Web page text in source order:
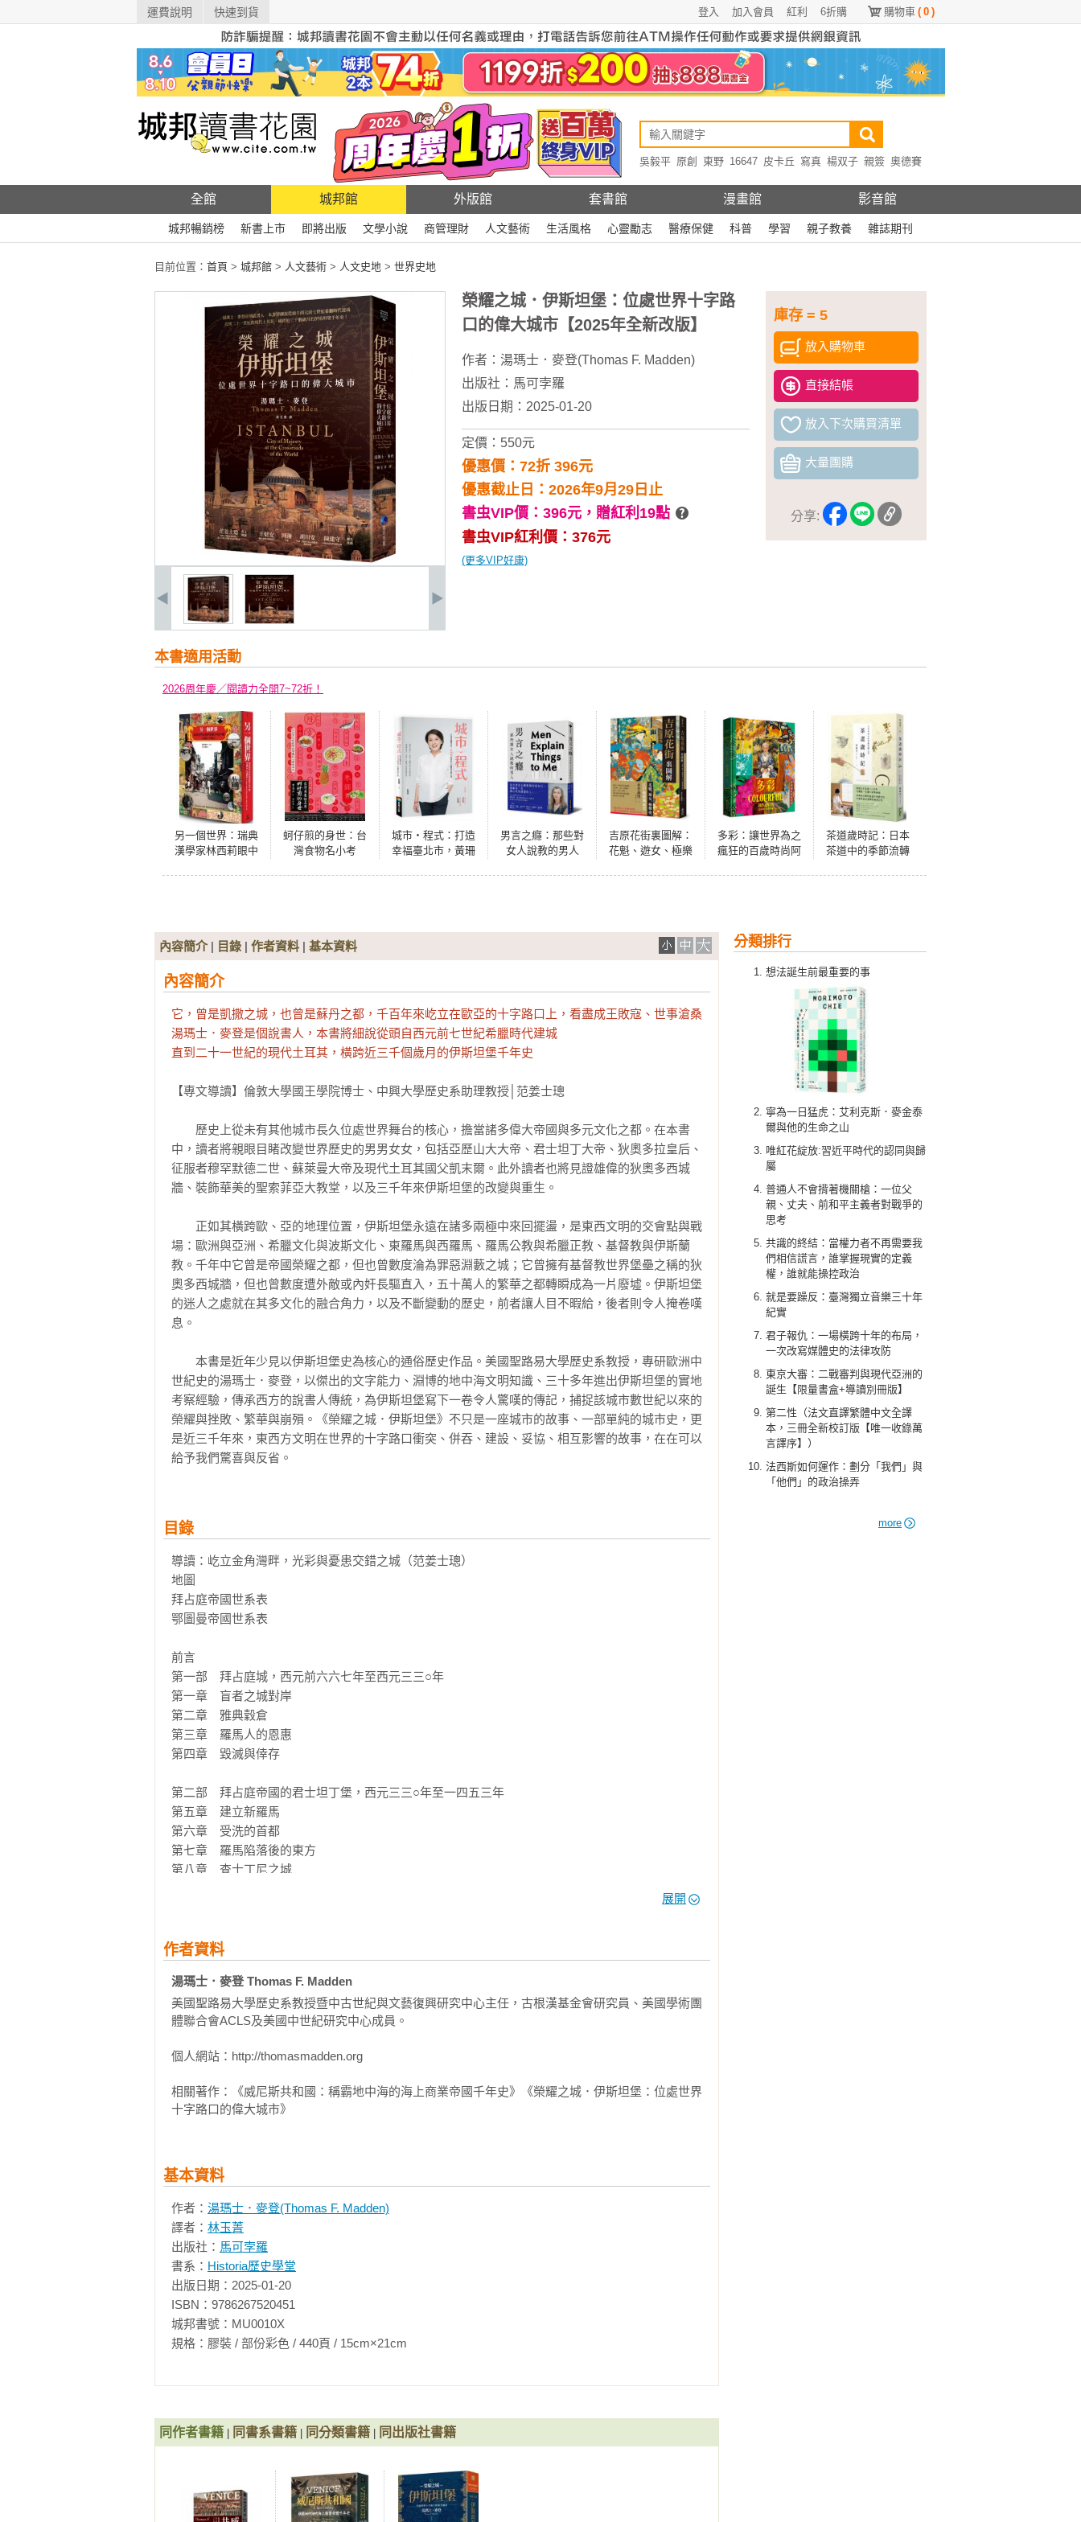
運費說明 快速到貨 購物車 ( 0 )
6折購
紅利
加入會員
登入
吳毅平 原創 東野 16647 皮卡丘 寫真 楊双子 親簽 奧德賽
全館 城邦館 外版館 套書館 漫畫館 影音館
城邦暢銷榜 新書上市 即將出版 文學小說 商管理財 人文藝術 生活風格 心靈勵志 醫療保健 科普 學習 親子教養 雜誌期刊
目前位置： 首頁 > 城邦館 > 人文藝術 > 人文史地 > 世界史地
庫存 = 5
放入購物車
直接結帳
放入下次購買清單
大量團購
分享:
榮耀之城．伊斯坦堡：位處世界十字路
口的偉大城市【2025年全新改版】
作者： 湯瑪士．麥登(Thomas F. Madden)
出版社： 馬可孛羅
出版日期：2025-01-20
定價：550元
優惠價：72折 396元
優惠截止日：2026年9月29日止
書虫VIP價：396元， 贈紅利19點
書虫VIP紅利價：376元
(更多VIP好康)
本書適用活動
2026周年慶／閱讀力全開7~72折！
另一個世界：瑞典
漢學家林西莉眼中
蚵仔煎的身世：台
灣食物名小考
城市・程式：打造
幸福臺北市，黃珊
男言之癮：那些對
女人說教的男人
吉原花街裏圖解：
花魁、遊女、極樂
多彩：讓世界為之
瘋狂的百歲時尚阿
茶道歲時記：日本
茶道中的季節流轉
分類排行
想法誕生前最重要的事
寧為一日猛虎：艾利克斯．麥金泰
爾與他的生命之山
唯紅花綻放:習近平時代的認同與歸
屬
普通人不會揹著機關槍：一位父
親、丈夫、前和平主義者對戰爭的
思考
共識的終結：當權力者不再需要我
們相信謊言，誰掌握現實的定義
權，誰就能操控政治
就是要躁反：臺灣獨立音樂三十年
紀實
君子報仇：一場橫跨十年的布局，
一次改寫媒體史的法律攻防
東京大審：二戰審判與現代亞洲的
誕生【限量書盒+導讀別冊版】
第二性（法文直譯繁體中文全譯
本，三冊全新校訂版【唯一收錄萬
言譯序】）
法西斯如何運作：劃分「我們」與
「他們」的政治操弄
more
內容簡介| 目錄 | 作者資料 | 基本資料
內容簡介
它，曾是凱撒之城，也曾是蘇丹之都，千百年來屹立在歐亞的十字路口上，看盡成王敗寇、世事滄桑
湯瑪士．麥登是個說書人，本書將細說從頭自西元前七世紀希臘時代建城
直到二十一世紀的現代土耳其，橫跨近三千個歲月的伊斯坦堡千年史
【專文導讀】倫敦大學國王學院博士、中興大學歷史系助理教授│范姜士璁
歷史上從未有其他城市長久位處世界舞台的核心，擔當諸多偉大帝國與多元文化之都。在本書
中，讀者將親眼目睹改變世界歷史的男男女女，包括亞歷山大大帝、君士坦丁大帝、狄奧多拉皇后、
征服者穆罕默德二世、蘇萊曼大帝及現代土耳其國父凱末爾。此外讀者也將見證雄偉的狄奧多西城
牆、裝飾華美的聖索菲亞大教堂，以及三千年來伊斯坦堡的改變與重生。
正如其橫跨歐、亞的地理位置，伊斯坦堡永遠在諸多兩極中來回擺盪，是東西文明的交會點與戰
場：歐洲與亞洲、希臘文化與波斯文化、東羅馬與西羅馬、羅馬公教與希臘正教、基督教與伊斯蘭
教。千年中它曾是帝國榮耀之都，但也曾數度淪為罪惡淵藪之城；它曾擁有基督教世界堡壘之稱的狄
奧多西城牆，但也曾數度遭外敵或內奸長驅直入，五十萬人的繁華之都轉瞬成為一片廢墟。伊斯坦堡
的迷人之處就在其多文化的融合角力，以及不斷變動的歷史，前者讓人目不暇給，後者則令人掩卷嘆
息。
本書是近年少見以伊斯坦堡史為核心的通俗歷史作品。美國聖路易大學歷史系教授，專研歐洲中
世紀史的湯瑪士．麥登，以傑出的文字能力、淵博的地中海文明知識、三十多年進出伊斯坦堡的實地
考察經驗，傳承西方的說書人傳統，為伊斯坦堡寫下一卷令人驚嘆的傳記，捕捉該城市數世紀以來的
榮耀與挫敗、繁華與崩殞。《榮耀之城．伊斯坦堡》不只是一座城市的故事、一部單純的城市史，更
是近三千年來，東西方文明在世界的十字路口衝突、併吞、建設、妥協、相互影響的故事，在在可以
給予我們驚喜與反省。
目錄
導讀：屹立金角灣畔，光彩與憂患交錯之城（范姜士璁）
地圖
拜占庭帝國世系表
鄂圖曼帝國世系表
前言
第一部　拜占庭城，西元前六六七年至西元三三○年
第一章　盲者之城對岸
第二章　雅典穀倉
第三章　羅馬人的恩惠
第四章　毀滅與倖存
第二部　拜占庭帝國的君士坦丁堡，西元三三○年至一四五三年
第五章　建立新羅馬
第六章　受洗的首都
第七章　羅馬陷落後的東方
第八章　查士丁尼之城
第十二章　財富與陰謀
第十四章　拉丁世界的占領者
第十五章　遺跡中的生活
第十六章　帝國末日
第三部　鄂圖曼帝國的君士坦丁堡，西元一四五三年至一九二三年
第十八章　蘇萊曼大帝之城
第二十二章　帝國末日再臨
第四部　伊斯坦堡，西元一九二三年至二○一六年
第二十三章　進入現代
誌謝
展開
作者資料
湯瑪士．麥登 Thomas F. Madden
美國聖路易大學歷史系教授暨中古世紀與文藝復興研究中心主任，古根漢基金會研究員、美國學術團
體聯合會ACLS及美國中世紀研究中心成員。
個人網站：http://thomasmadden.org
相關著作：《威尼斯共和國：稱霸地中海的海上商業帝國千年史》《榮耀之城．伊斯坦堡：位處世界
十字路口的偉大城市》
基本資料
作者： 湯瑪士．麥登(Thomas F. Madden)
譯者： 林玉菁
出版社： 馬可孛羅
書系： Historia歷史學堂
出版日期：2025-01-20
ISBN：9786267520451
城邦書號：MU0010X
規格：膠裝 / 部份彩色 / 440頁 / 15cm×21cm
同作者書籍 同書系書籍 同分類書籍 同出版社書籍